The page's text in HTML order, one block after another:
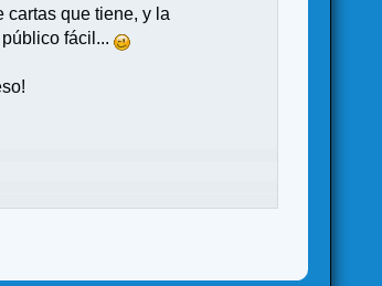
cartas que tiene, y la
público fácil...